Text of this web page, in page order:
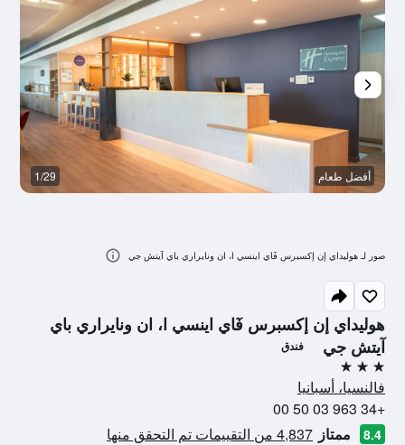
هوليداي إن إكسبرس فٓاي اينسي ا، ان ونايراري باي
آيتش جي
فندق
3 نجوم
فالنسيا، أسبانيا
+34 963 03 50 00
8.4 ممتاز 4,837 من التقييمات تم التحقق منها
أفضل طعام 1/29
صور لـ هوليداي إن إكسبرس فٓاي اينسي ا، ان ونايراري باي آيتش جي